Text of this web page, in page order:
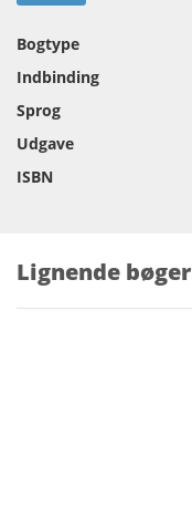
Bogtype
Indbinding
Sprog
Udgave
ISBN
Lignende bøger